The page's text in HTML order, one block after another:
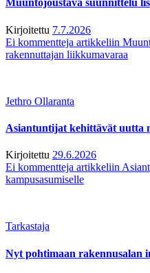
Muuntojoustava suunnittelu
Kirjoitettu 7.7.2026
Ei kommentteja artikkeliin
rakennuttajan liikkumavaraa
Jethro Ollaranta
Asiantuntijat kehittävät uutta
Kirjoitettu 29.6.2026
Ei kommentteja artikkeliin
kampusasumiselle
Tarkastaja
Nyt pohtimaan rakennusalan